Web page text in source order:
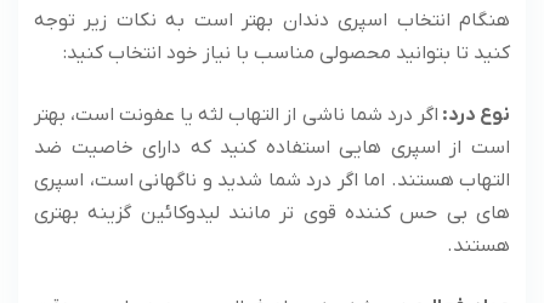
هنگام انتخاب اسپری دندان بهتر است به نکات زیر توجه
کنید تا بتوانید محصولی مناسب با نیاز خود انتخاب کنید:
نوع درد: اگر درد شما ناشی از التهاب لثه یا عفونت است، بهتر
است از اسپری هایی استفاده کنید که دارای خاصیت ضد
التهاب هستند. اما اگر درد شما شدید و ناگهانی است، اسپری
های بی حس کننده قوی تر مانند لیدوکائین گزینه بهتری
هستند.